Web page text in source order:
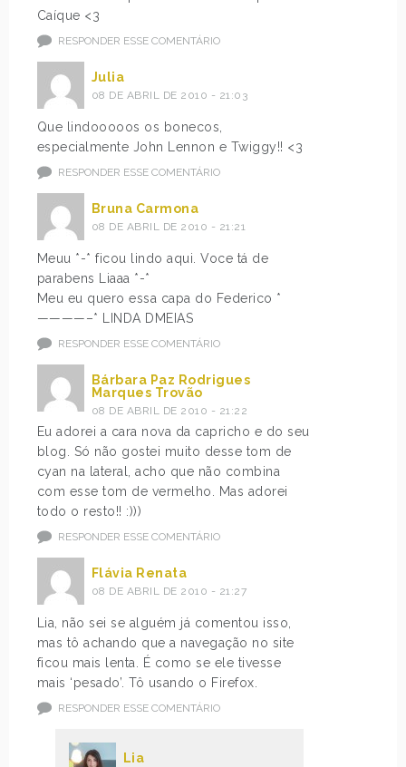
Caíque <3
RESPONDER ESSE COMENTÁRIO
Julia
08 DE ABRIL DE 2010 - 21:03
Que lindooooos os bonecos,
especialmente John Lennon e Twiggy!! <3
RESPONDER ESSE COMENTÁRIO
Bruna Carmona
08 DE ABRIL DE 2010 - 21:21
Meuu *-* ficou lindo aqui. Voce tá de
parabens Liaaa *-*
Meu eu quero essa capa do Federico *
————–* LINDA DMEIAS
RESPONDER ESSE COMENTÁRIO
Bárbara Paz Rodrigues
Marques Trovão
08 DE ABRIL DE 2010 - 21:22
Eu adorei a cara nova da capricho e do seu
blog. Só não gostei muito desse tom de
cyan na lateral, acho que não combina
com esse tom de vermelho. Mas adorei
todo o resto!! :)))
RESPONDER ESSE COMENTÁRIO
Flávia Renata
08 DE ABRIL DE 2010 - 21:27
Lia, não sei se alguém já comentou isso,
mas tô achando que a navegação no site
ficou mais lenta. É como se ele tivesse
mais ‘pesado’. Tô usando o Firefox.
RESPONDER ESSE COMENTÁRIO
Lia